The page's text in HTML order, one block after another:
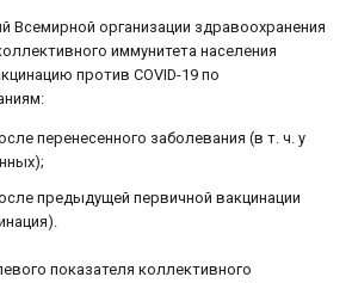
Всемирной организации здравоохранения
иммунитета населения
против COVID-19 по
перенесенного заболевания (в т. ч. у
предыдущей первичной вакцинации
показателя коллективного